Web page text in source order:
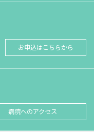
お申込はこちらから
病院へのアクセス